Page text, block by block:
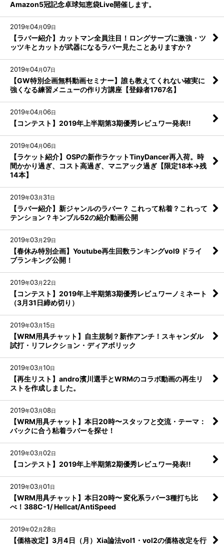
Amazon5冠記念卓球知恵袋Live開催します。
2019年04月09日
【ラバー紹介】カットマン全員注目！ロングサーブに激強・ツ
ッツキとカットが武器になるラバー見たことありますか？
2019年04月07日
【GW特別企画無料動画セミナー】誰も教えてくれない確実に
強くなる練習メニューの作り方講座【登録者1767名】
2019年04月06日
【コンテスト】2019年上半期第3期優秀レビュワー発表!!
2019年04月06日
【ラケット紹介】OSPの新作ラケットTinyDancer再入荷。時
間かかり過ぎ、コスト高過ぎ、マニアック過ぎ【限定18本→残
14本】
2019年03月 31日
【ラバー紹介】新ジャンルのラバー？ これって粘着？これって
テンション？キンブル52の紹介動画公開
2019年03月 29日
【春休み特別企画】Youtube再生回数ランキングvol9 ドライ
ブランキング公開！
2019年03月 22日
【コンテスト】2019年上半期第3期優秀レビュワーノミネート
（3月31日締め切り）
2019年03月15日
【WRM用具チャット】自主規制？新作アンチ！スキャンダル
試打・リフレクション・ディアボリック
2019年03月10日
【再生リスト】andro濱川選手とWRMのコラボ動画の再生リ
ストを作成しました。
2019年03月08日
【WRM用具チャット】本日20時〜スタッフと交流・テーマ：
バックに合う粘着ラバーを探せ！
2019年03月02日
【コンテスト】2019年上半期第2期優秀レビュワー発表!!
2019年03月01日
【WRM用具チャット】本日20時〜 変化系ラバー3種打ち比
べ！388C-1/ Hellcat/AntiSpeed
2019年02 月 28日
【価格改定】3月4日（月）Xia論法vol1・vol2の価格改定を行